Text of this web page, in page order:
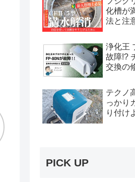
化槽が
法と注
浄化王
故障!?
交換の
テクノ
っかり
り付け
PICK UP